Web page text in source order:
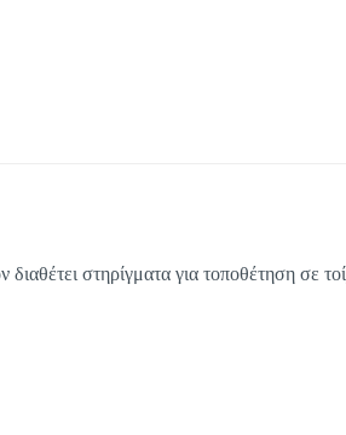
στηρίγματα για τοποθέτηση σε